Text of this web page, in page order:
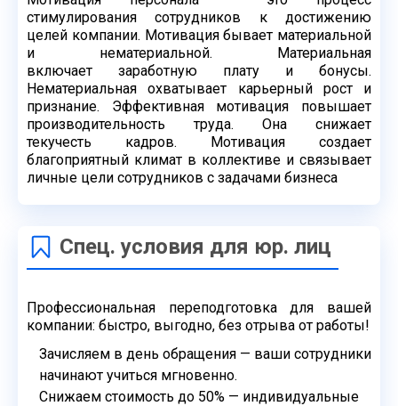
стимулирования сотрудников к достижению
целей компании. Мотивация бывает материальной
и нематериальной. Материальная
включает заработную плату и бонусы.
Нематериальная охватывает карьерный рост и
признание. Эффективная мотивация повышает
производительность труда. Она снижает
текучесть кадров. Мотивация создает
благоприятный климат в коллективе и связывает
личные цели сотрудников с задачами бизнеса
Спец. условия для юр. лиц
Профессиональная переподготовка для вашей
компании: быстро, выгодно, без отрыва от работы!
Зачисляем в день обращения — ваши сотрудники
начинают учиться мгновенно.
Снижаем стоимость до 50% — индивидуальные